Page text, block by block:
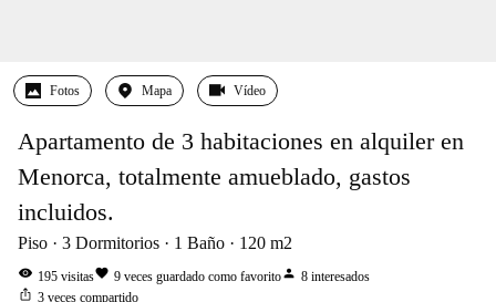
Fotos Mapa Vídeo
Apartamento de 3 habitaciones en alquiler en
Menorca, totalmente amueblado, gastos
incluidos.
Piso 3 Dormitorios 1 Baño 120 m2
visibility 195 visitasfavorite 9 veces guardado como favoritoperson 8 interesados
ios_share 3 veces compartido